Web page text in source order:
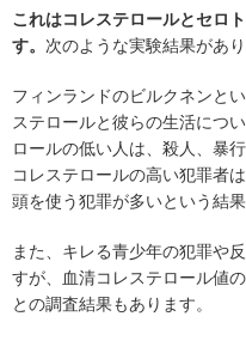
これはコレステロールとセロ
す。 次のような実験結果があり
フィンランドのビルクネンと
ステロールと彼らの生活につ
ロールの低い人は、殺人、暴
コレステロールの高い犯罪者
頭を使う犯罪が多いという結果
また、キレる青少年の犯罪や
すが、血清コレステロール値
との調査結果もあります。